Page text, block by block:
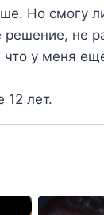
Но смогу
решение, не
что у меня
12 лет.